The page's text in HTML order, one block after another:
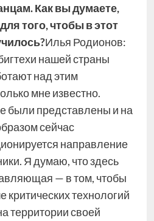
Как вы думаете,
того, чтобы в этот
Илья Родионов:
нашей страны
над этим
мне известно.
были представлены и на
сейчас
направление
Я думаю, что здесь
— в том, чтобы
технологий
территории своей